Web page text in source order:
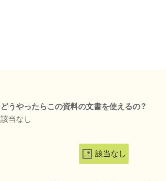
どうやったらこの資料の文書を使えるの？
該当なし
該当なし